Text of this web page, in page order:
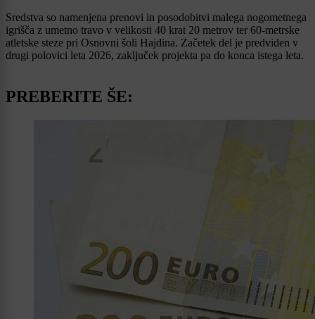
Sredstva so namenjena prenovi in posodobitvi malega nogometnega
igrišča z umetno travo v velikosti 40 krat 20 metrov ter 60-metrske
atletske steze pri Osnovni šoli Hajdina. Začetek del je predviden v
drugi polovici leta 2026, zaključek projekta pa do konca istega leta.
PREBERITE ŠE: